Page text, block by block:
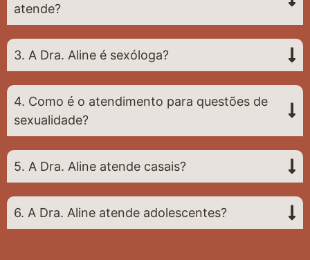
atende?
3. A Dra. Aline é sexóloga?
4. Como é o atendimento para questões de
sexualidade?
5. A Dra. Aline atende casais?
6. A Dra. Aline atende adolescentes?